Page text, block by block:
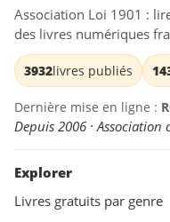
Association Loi 1901 :
des livres numériques
3932livres publiés
Dernière mise en ligne :
Depuis 2006 ·
Explorer
Livres gratuits par genre